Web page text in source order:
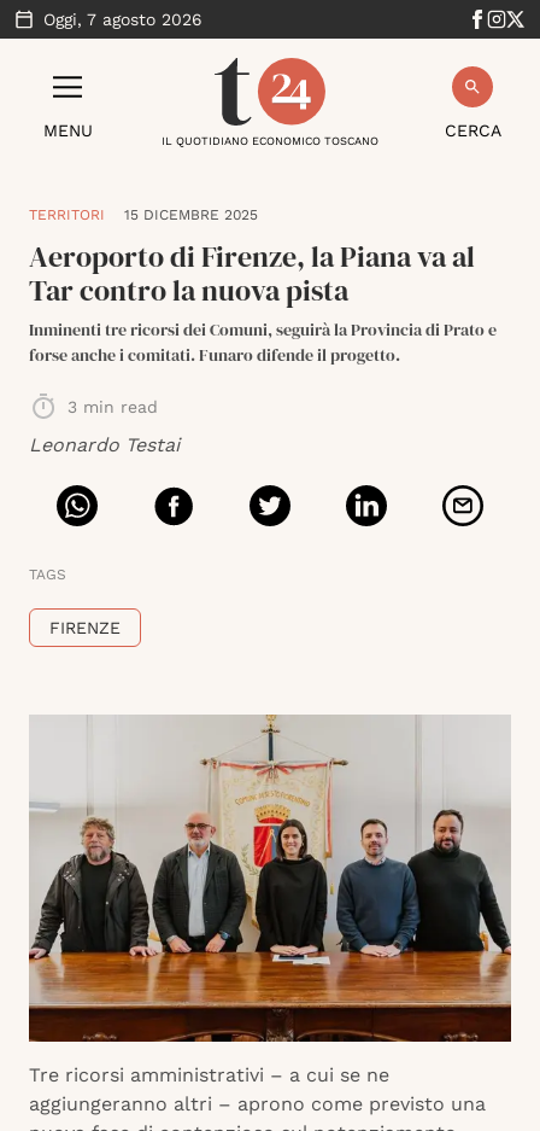
Oggi, 7 agosto 2026
MENU CERCA
IL QUOTIDIANO ECONOMICO TOSCANO
TERRITORI 15 DICEMBRE 2025
Aeroporto di Firenze, la Piana va al
Tar contro la nuova pista
Inminenti tre ricorsi dei Comuni, seguirà la Provincia di Prato e
forse anche i comitati. Funaro difende il progetto.
3 min read
Leonardo Testai
TAGS
FIRENZE
Tre ricorsi amministrativi – a cui se ne
aggiungeranno altri – aprono come previsto una